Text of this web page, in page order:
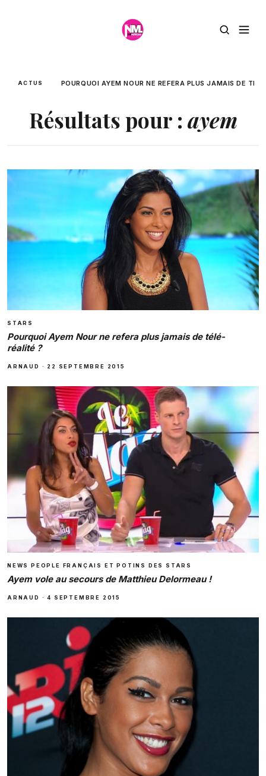
ACTUS POURQUOI AYEM NOUR NE REFERA PLUS JAMAIS DE
Résultats pour : ayem
STARS
Pourquoi Ayem Nour ne refera plus jamais de télé-
réalité ?
ARNAUD · 22 SEPTEMBRE 2015
NEWS PEOPLE FRANÇAIS ET POTINS DES STARS
Ayem vole au secours de Matthieu Delormeau !
ARNAUD ·4 SEPTEMBRE 2015